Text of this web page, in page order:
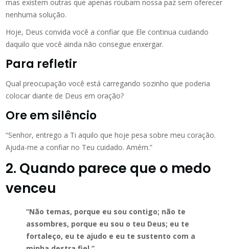
mas existem outras que apenas roubam nossa paz sem oferecer
nenhuma solução.
Hoje, Deus convida você a confiar que Ele continua cuidando
daquilo que você ainda não consegue enxergar.
Para refletir
Qual preocupação você está carregando sozinho que poderia
colocar diante de Deus em oração?
Ore em silêncio
“Senhor, entrego a Ti aquilo que hoje pesa sobre meu coração.
Ajuda-me a confiar no Teu cuidado. Amém.”
2. Quando parece que o medo
venceu
“Não temas, porque eu sou contigo; não te
assombres, porque eu sou o teu Deus; eu te
fortaleço, eu te ajudo e eu te sustento com a